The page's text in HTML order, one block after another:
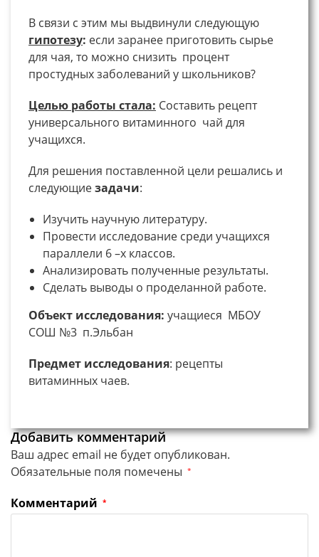
В связи с этим мы выдвинули следующую
гипотезу: если заранее приготовить сырье
для чая, то можно снизить процент
простудных заболеваний у школьников?
Целью работы стала: Составить рецепт
универсального витаминного чай для
учащихся.
Для решения поставленной цели решались и
следующиезадачи:
Изучить научную литературу.
Провести исследование среди учащихся
параллели 6 –х классов.
Анализировать полученные результаты.
Сделать выводы о проделанной работе.
Объект исследования: учащиеся МБОУ
СОШ №3 п.Эльбан
Предмет исследования: рецепты
витаминных чаев.
Добавить комментарий
Ваш адрес email не будет опубликован.
Обязательные поля помечены *
Комментарий *